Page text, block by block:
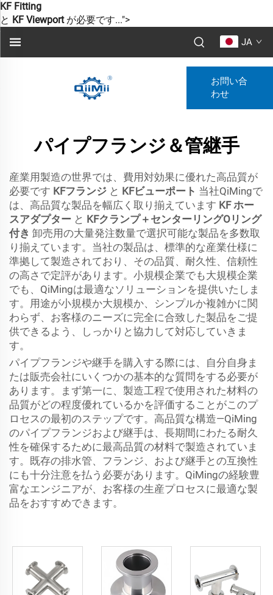
KF Fitting
と KF Viewportが必要です...">
JA
お問い合
わせ
パイプフランジ＆管継手
産業用製造の世界では、費用対効果に優れた高品質が
必要です KFフランジ と KFビューポート 当社QiMingで
は、高品質な製品を幅広く取り揃えています KF ホー
スアダプター と KFクランプ＋センターリングOリング
付き 卸売用の大量発注数量で選択可能な製品を多数取
り揃えています。当社の製品は、標準的な産業仕様に
準拠して製造されており、その品質、耐久性、信頼性
の高さで定評があります。小規模企業でも大規模企業
でも、QiMingは最適なソリューションを提供いたしま
す。用途が小規模か大規模か、シンプルか複雑かに関
わらず、お客様のニーズに完全に合致した製品をご提
供できるよう、しっかりと協力して対応していきま
す。
パイプフランジや継手を購入する際には、自分自身ま
たは販売会社にいくつかの基本的な質問をする必要が
あります。まず第一に、製造工程で使用された材料の
品質がどの程度優れているかを評価することがこのプ
ロセスの最初のステップです。高品質な構造—QiMing
のパイプフランジおよび継手は、長期間にわたる耐久
性を確保するために最高品質の材料で製造されていま
す。既存の排水管、フランジ、および継手との互換性
にも十分注意を払う必要があります。QiMingの経験豊
富なエンジニアが、お客様の生産プロセスに最適な製
品をおすすめできます。